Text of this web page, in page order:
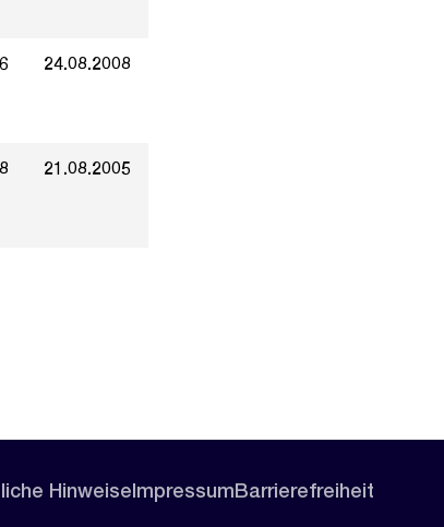
24.08.2008
21.08.2005
HinweiseImpressumBarrierefreiheit